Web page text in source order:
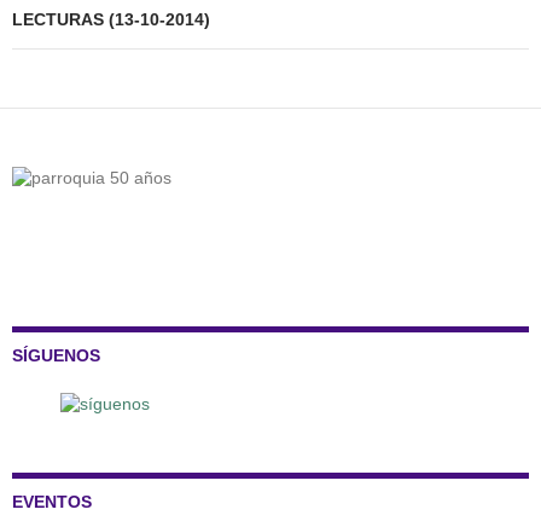
LECTURAS (13-10-2014)
SÍGUENOS
EVENTOS